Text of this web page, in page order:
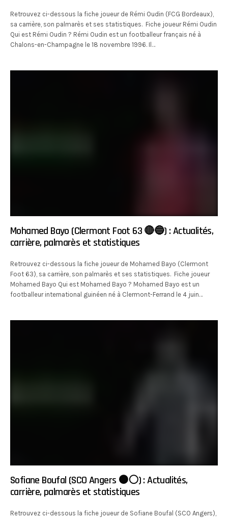
Retrouvez ci-dessous la fiche joueur de Rémi Oudin (FCG Bordeaux),
sa carrière, son palmarès et ses statistiques. Fiche joueur Rémi Oudin
Qui est Rémi Oudin ? Rémi Oudin est un footballeur français né à
Chalons-en-Champagne le 18 novembre 1996. Il…
Mohamed Bayo (Clermont Foot 63 🔴🔵) : Actualités,
carrière, palmarès et statistiques
Retrouvez ci-dessous la fiche joueur de Mohamed Bayo (Clermont
Foot 63), sa carrière, son palmarès et ses statistiques. Fiche joueur
Mohamed Bayo Qui est Mohamed Bayo ? Mohamed Bayo est un
footballeur international guinéen né à Clermont-Ferrand le 4 juin…
Sofiane Boufal (SCO Angers ⚫️⚪️) : Actualités,
carrière, palmarès et statistiques
Retrouvez ci-dessous la fiche joueur de Sofiane Boufal (SCO Angers),